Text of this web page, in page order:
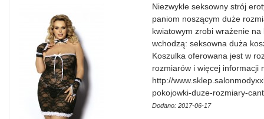
Niezwykle seksowny strój
paniom noszącym duże
kwiatowym zrobi wrażenie
wchodzą: seksowna duża
Koszulka oferowana jest w
rozmiarów i więcej informacji
http://
pokojowki-duze-rozmiary-
Dodano: 2017-06-17